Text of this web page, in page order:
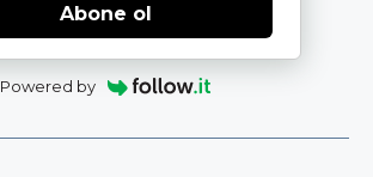
Abone ol
Powered by